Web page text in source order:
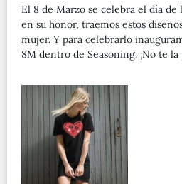
El 8 de Marzo se celebra el día
en su honor, traemos estos
mujer. Y para celebrarlo
8M dentro de Seasoning. ¡No te la